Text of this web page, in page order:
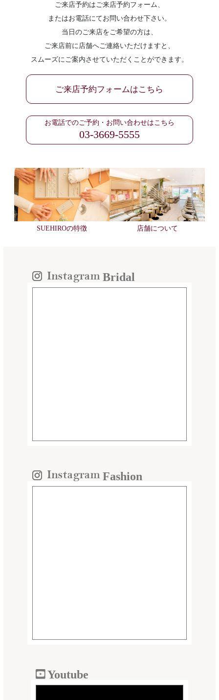
ご来店予約はご来店予約フォーム、
またはお電話にてお問い合わせ下さい。
当日のご来店をご希望の方は、
ご来店前に店舗へご連絡いただけますと、
スムーズにご案内させていただくことができます。
ご来店予約フォームはこちら
お電話でのご予約・お問い合わせはこちら
03-3669-5555
SUEHIROの特徴 店舗について
Bridal
Fashion
Youtube